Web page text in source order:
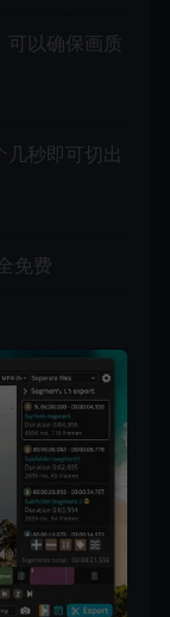
可以确保画质
几秒即可切出
免费